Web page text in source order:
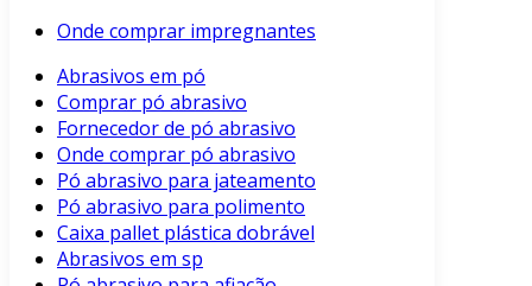
Onde comprar impregnantes
Abrasivos em pó
Comprar pó abrasivo
Fornecedor de pó abrasivo
Onde comprar pó abrasivo
Pó abrasivo para jateamento
Pó abrasivo para polimento
Caixa pallet plástica dobrável
Abrasivos em sp